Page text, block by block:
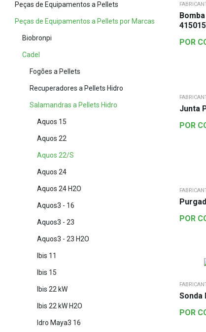
POR
Junta
POR
POR
Sonda
POR
Peças de Equipamentos a Pellets
Peças de Equipamentos a Pellets por Marcas
Biobronpi
Cadel
Fogões a Pellets
Recuperadores a Pellets Hidro
Salamandras a Pellets Hidro
Aquos 15
Aquos 22
Aquos 22/S
Aquos 24
Aquos 24 H2O
Aquos3 - 16
Aquos3 - 23
Aquos3 - 23 H2O
Ibis 11
Ibis 15
Ibis 22 kW
Ibis 22 kW H2O
Idro Maya3 16